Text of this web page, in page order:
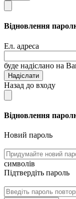
Відновлення
Ел. адреса
буде надіслано на
Надіслати
Назад до входу
Відновлення
Новий пароль
символів
Підтвердіть пароль